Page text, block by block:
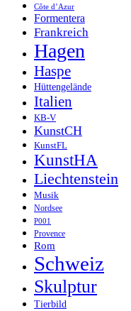
Côte d’Azur
Formentera
Frankreich
Hagen
Haspe
Hüttengelände
Italien
KB-V
KunstCH
KunstFL
KunstHA
Liechtenstein
Musik
Nordsee
P001
Provence
Rom
Schweiz
Skulptur
Tierbild